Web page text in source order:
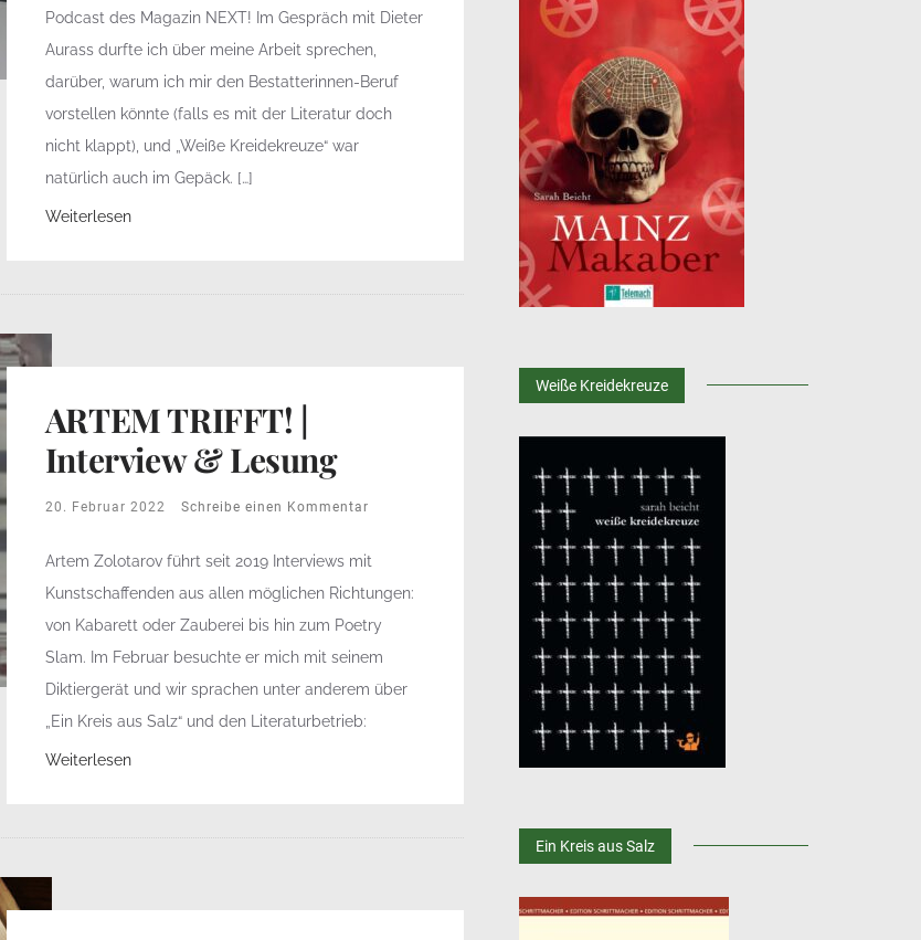
Podcast des Magazin NEXT! Im Gespräch mit Dieter
Aurass durfte ich über meine Arbeit sprechen,
darüber, warum ich mir den Bestatterinnen-Beruf
vorstellen könnte (falls es mit der Literatur doch
nicht klappt), und „Weiße Kreidekreuze“ war
natürlich auch im Gepäck. […]
Weiterlesen
ARTEM TRIFFT! |
Interview & Lesung
20. Februar 2022 Schreibe einen Kommentar
Artem Zolotarov führt seit 2019 Interviews mit
Kunstschaffenden aus allen möglichen Richtungen:
von Kabarett oder Zauberei bis hin zum Poetry
Slam. Im Februar besuchte er mich mit seinem
Diktiergerät und wir sprachen unter anderem über
„Ein Kreis aus Salz“ und den Literaturbetrieb:
Weiterlesen
Weiße Kreidekreuze
Ein Kreis aus Salz